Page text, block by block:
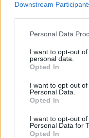
Downstream
Please note that this
not limited to your visit
grant or deny consent
use your data for
consent section.
Personal Data
I want to opt-out
personal data.
Opted In
I want to opt-out
Personal Data.
Opted In
I want to opt-out
Personal Data for
Opted In
Azok számára, akik
itt van még egy, hogy
négyzetet tudsz